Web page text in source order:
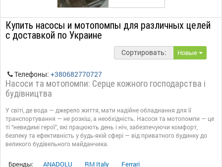
Купить насосы и мотопомпы для различных целей
с доставкой по Украине
Сортировать: Новые
Телефоны: +380682770727
Насоси та мотопомпи: Серце кожного господарства і
будівництва
У світі, де вода — джерело життя, мати надійне обладнання для її
транспортування — не розкіш, а необхідність. Насоси та мотопомпи — це
ті “невидимі герої”, які працюють день і ніч, забезпечуючи комфорт,
безпеку та ефективність у будь-якій сфері — від приватного будинку до
великого будівельного майданчика.
Бренды: ANADOLU RM Italy Ferrari